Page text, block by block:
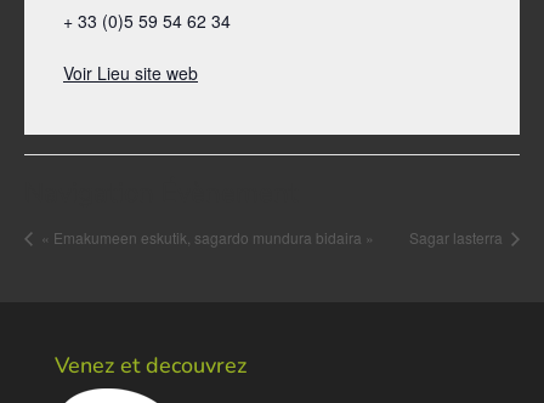
+ 33 (0)5 59 54 62 34
Voir Lieu site web
« Emakumeen eskutik, sagardo mundura bidaira » Sagar lasterra
Venez et decouvrez